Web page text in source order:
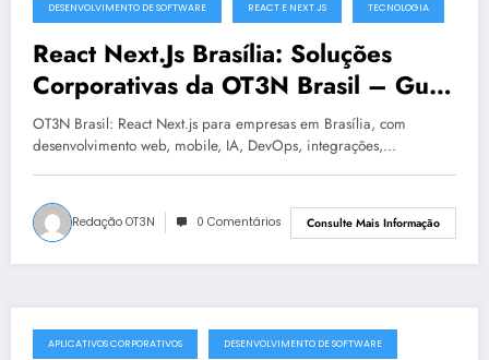
julho 19, 2025
DESENVOLVIMENTO DE SOFTWARE REACT E NEXT.JS TECNOLOGIA
React Next.Js Brasília: Soluções
Corporativas da OT3N Brasil – Guia
1568
OT3N Brasil: React Next.js para empresas em Brasília, com
desenvolvimento web, mobile, IA, DevOps, integrações,…
Redação OT3N 0 Comentários Consulte Mais Informação
APLICATIVOS CORPORATIVOS DESENVOLVIMENTO DE SOFTWARE